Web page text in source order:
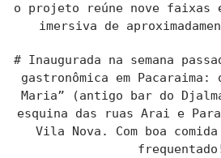
o projeto reúne nove faixas
imersiva de
# Inaugurada na semana
gastronômica em Pacaraima:
Maria” (antigo bar do
esquina das ruas Arai e
Vila Nova. Com boa